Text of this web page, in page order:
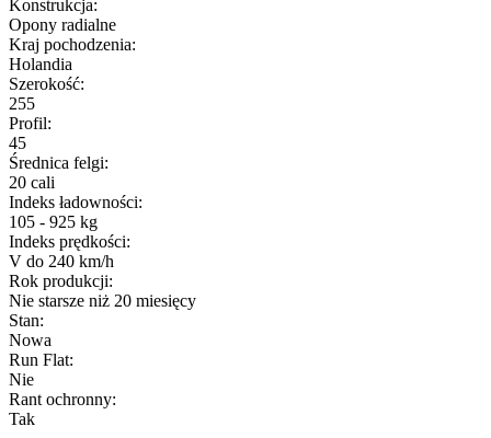
Konstrukcja:
Opony radialne
Kraj pochodzenia:
Holandia
Szerokość:
255
Profil:
45
Średnica felgi:
20 cali
Indeks ładowności:
105 - 925 kg
Indeks prędkości:
V do 240 km/h
Rok produkcji:
Nie starsze niż 20 miesięcy
Stan:
Nowa
Run Flat:
Nie
Rant ochronny:
Tak